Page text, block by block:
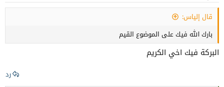
قال إلياس:
بارك الله فيك على الموضوع القيم
البركة فيك اخي الكريم
رد